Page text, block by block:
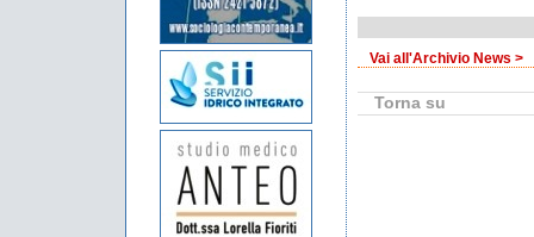
Vai all'Archivio News >
Torna su